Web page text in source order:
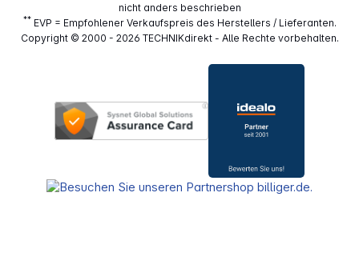
nicht anders beschrieben
**EVP = Empfohlener Verkaufspreis des Herstellers / Lieferanten.
Copyright © 2000 - 2026 TECHNIKdirekt - Alle Rechte vorbehalten.